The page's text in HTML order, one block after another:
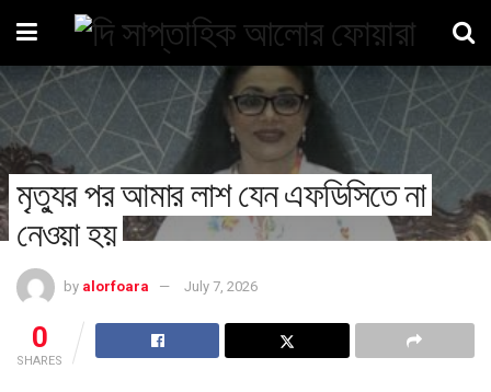
মৃত্যুর পর আমার লাশ যেন এফডিসিতে না
নেওয়া হয়
by alorfoara July 7, 2026
0
SHARES